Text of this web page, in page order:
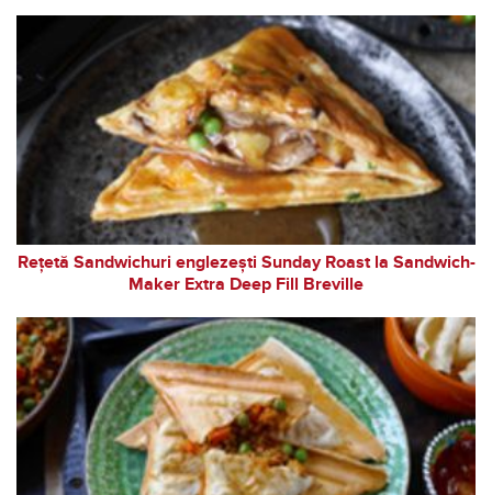
Rețetă Sandwichuri englezești Sunday Roast la Sandwich-
Maker Extra Deep Fill Breville